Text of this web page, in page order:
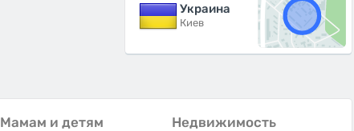
Украина
Киев
Мамам и детям Недвижимость